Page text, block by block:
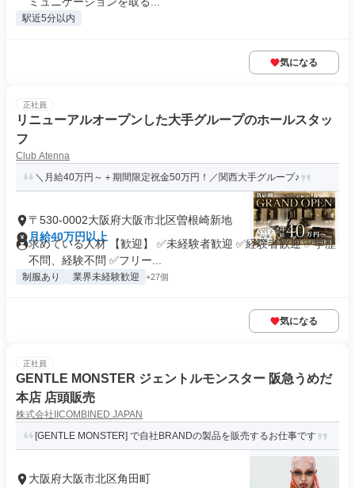
駅近5分以内
気になる
正社員
リニューアルオープンした大手グループのホールスタッ
フ
Club Atenna
＼月給40万円～＋期間限定祝金50万円！／関西大手グループ♪
〒530-0002大阪府大阪市北区曽根崎新地
月給40万円以上
求めている人材 【歓迎】 ✅未経験者歓迎 ✅経験者歓迎 ✅学歴
不問、経験不問 ✅フリー...
制服あり 業界未経験歓迎 +27個
気になる
正社員
GENTLE MONSTER ジェントルモンスター 阪急うめだ
本店 店頭販売
株式会社IICOMBINED JAPAN
[GENTLE MONSTER] で自社BRANDの製品を販売するお仕事です
大阪府大阪市北区角田町